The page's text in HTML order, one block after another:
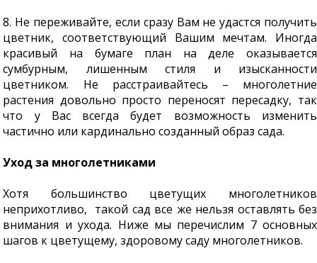
8. Не переживайте, если сразу Вам не удастся получить
цветник, соответствующий Вашим мечтам. Иногда
красивый на бумаге план на деле оказывается
сумбурным, лишенным стиля и изысканности
цветником. Не расстраивайтесь – многолетние
растения довольно просто переносят пересадку, так
что у Вас всегда будет возможность изменить
частично или кардинально созданный образ сада.
Уход за многолетниками
Хотя большинство цветущих многолетников
неприхотливо, такой сад все же нельзя оставлять без
внимания и ухода. Ниже мы перечислим 7 основных
шагов к цветущему, здоровому саду многолетников.